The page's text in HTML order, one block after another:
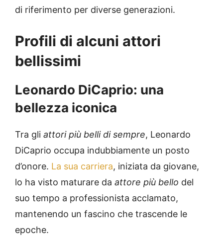
di riferimento per diverse generazioni.
Profili di alcuni attori
bellissimi
Leonardo DiCaprio: una
bellezza iconica
Tra gli attori più belli di sempre, Leonardo
DiCaprio occupa indubbiamente un posto
d’onore. La sua carriera, iniziata da giovane,
lo ha visto maturare da attore più bello del
suo tempo a professionista acclamato,
mantenendo un fascino che trascende le
epoche.